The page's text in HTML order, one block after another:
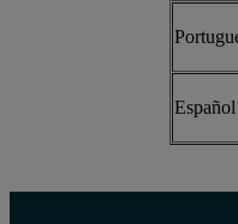
Español